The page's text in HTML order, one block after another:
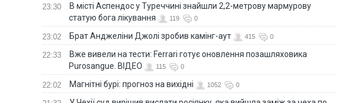
23:30
В місті Аспендос у Туреччині знайшли 2,2-метрову мармурову
статую бога лікування
119 0
23:02 Брат Анджеліни Джолі зробив камінг-аут 415 0
22:33
Вже вивели на тести: Ferrari готує оновлення позашляховика
Purosangue. ВІДЕО
115 0
22:02 Магнітні бурі: прогноз на вихідні 1052 0